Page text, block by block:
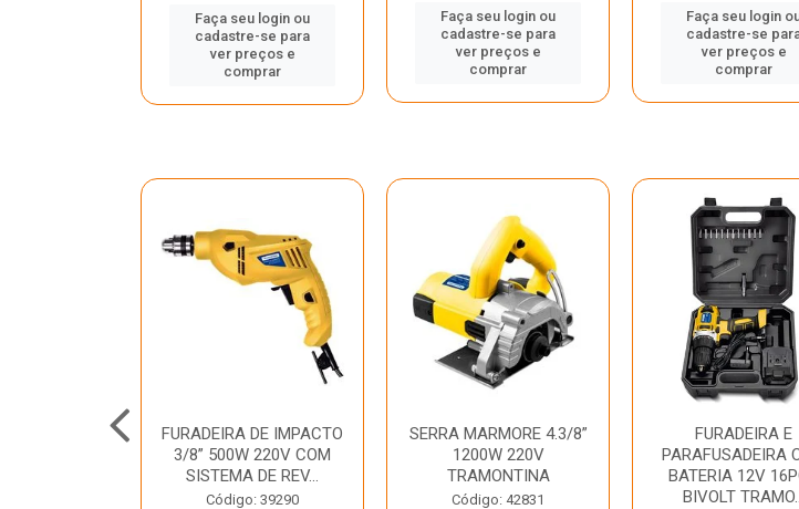
Faça seu login ou
cadastre-se para
ver preços e
comprar
Faça seu login ou
cadastre-se para
ver preços e
comprar
Faça seu login
cadastre-se
ver preços e
comprar
FURADEIRA DE IMPACTO
3/8” 500W 220V COM
SISTEMA DE REV...
Código: 39290
SERRA MARMORE 4.3/8”
1200W 220V
TRAMONTINA
Código: 42831
FURADEIRA E
PARAFUSADEIRA
BATERIA 12V
BIVOLT